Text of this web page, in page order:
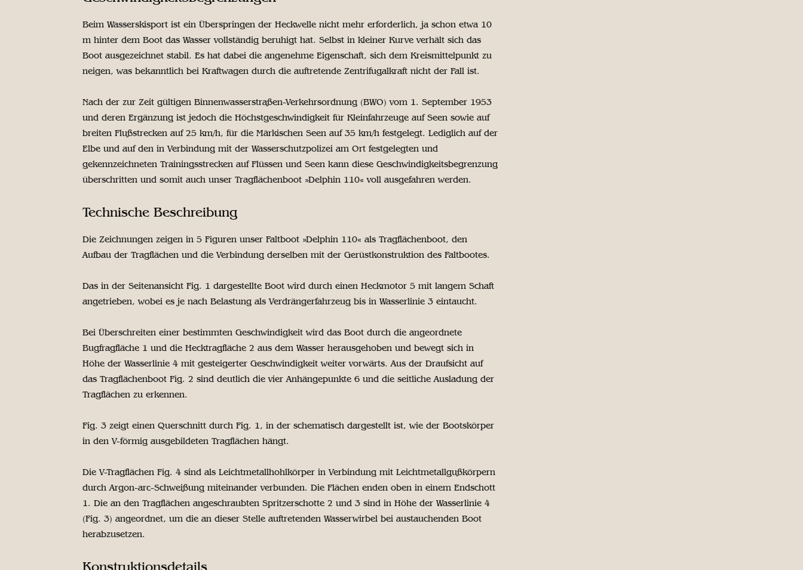
Beim Wasserskisport ist ein Überspringen der Heckwelle nicht mehr erforderlich, ja schon etwa 10
m hinter dem Boot das Wasser vollständig beruhigt hat. Selbst in kleiner Kurve verhält sich das
Boot ausgezeichnet stabil. Es hat dabei die angenehme Eigenschaft, sich dem Kreismittelpunkt zu
neigen, was bekanntlich bei Kraftwagen durch die auftretende Zentrifugalkraft nicht der Fall ist.
Nach der zur Zeit gültigen Binnenwasserstraßen-Verkehrsordnung (BWO) vom 1. September 1953
und deren Ergänzung ist jedoch die Höchstgeschwindigkeit für Kleinfahrzeuge auf Seen sowie auf
breiten Flußstrecken auf 25 km/h, für die Märkischen Seen auf 35 km/h festgelegt. Lediglich auf der
Elbe und auf den in Verbindung mit der Wasserschutzpolizei am Ort festgelegten und
gekennzeichneten Trainingsstrecken auf Flüssen und Seen kann diese Geschwindigkeitsbegrenzung
überschritten und somit auch unser Tragflächenboot »Delphin 110« voll ausgefahren werden.
Technische Beschreibung
Die Zeichnungen zeigen in 5 Figuren unser Faltboot »Delphin 110« als Tragflächenboot, den
Aufbau der Tragflächen und die Verbindung derselben mit der Gerüstkonstruktion des Faltbootes.
Das in der Seitenansicht Fig. 1 dargestellte Boot wird durch einen Heckmotor 5 mit langem Schaft
angetrieben, wobei es je nach Belastung als Verdrängerfahrzeug bis in Wasserlinie 3 eintaucht.
Bei Überschreiten einer bestimmten Geschwindigkeit wird das Boot durch die angeordnete
Bugfragfläche 1 und die Hecktragfläche 2 aus dem Wasser herausgehoben und bewegt sich in
Höhe der Wasserlinie 4 mit gesteigerter Geschwindigkeit weiter vorwärts. Aus der Draufsicht auf
das Tragflächenboot Fig. 2 sind deutlich die vier Anhängepunkte 6 und die seitliche Ausladung der
Tragflächen zu erkennen.
Fig. 3 zeigt einen Querschnitt durch Fig. 1, in der schematisch dargestellt ist, wie der Bootskörper
in den V-förmig ausgebildeten Tragflächen hängt.
Die V-Tragflächen Fig. 4 sind als Leichtmetallhohlkörper in Verbindung mit Leichtmetallgußkörpern
durch Argon-arc-Schweißung miteinander verbunden. Die Flächen enden oben in einem Endschott
1. Die an den Tragflächen angeschraubten Spritzerschotte 2 und 3 sind in Höhe der Wasserlinie 4
(Fig. 3) angeordnet, um die an dieser Stelle auftretenden Wasserwirbel bei austauchenden Boot
herabzusetzen.
Konstruktionsdetails